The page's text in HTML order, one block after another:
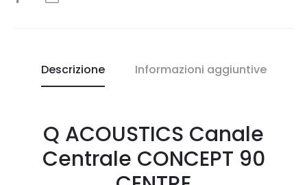
Descrizione Informazioni aggiuntive
Q ACOUSTICS Canale
Centrale CONCEPT 90